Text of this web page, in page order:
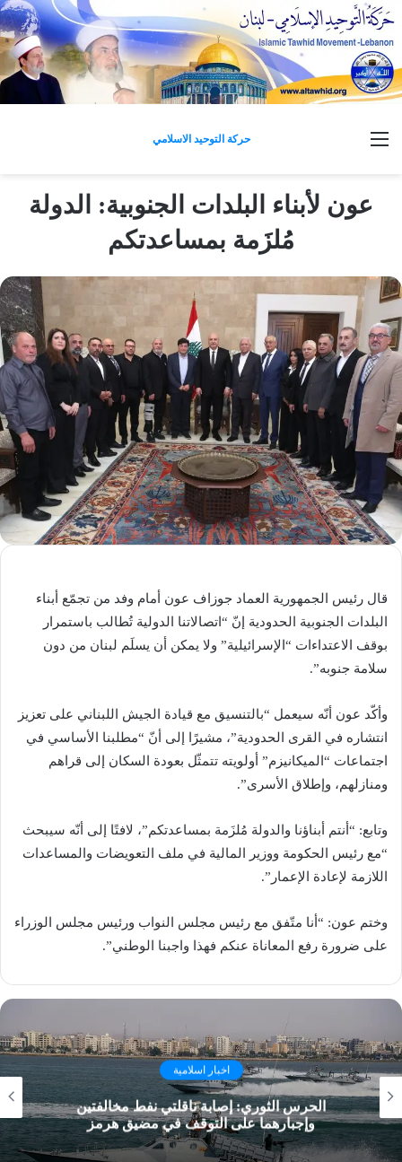
حركة التوحيد الاسلامي القائمة
عون لأبناء البلدات الجنوبية: الدولة
مُلزَمة بمساعدتكم
قال رئيس الجمهورية العماد جوزاف عون أمام وفد من تجمّع أبناء
البلدات الجنوبية الحدودية إنّ “اتصالاتنا الدولية تُطالب باستمرار
بوقف الاعتداءات “الإسرائيلية” ولا يمكن أن يسلَم لبنان من دون
سلامة جنوبه”.
وأكّد عون أنّه سيعمل “بالتنسيق مع قيادة الجيش اللبناني على تعزيز
انتشاره في القرى الحدودية”، مشيرًا إلى أنّ “مطلبنا الأساسي في
اجتماعات “الميكانيزم” أولويته تتمثّل بعودة السكان إلى قراهم
ومنازلهم، وإطلاق الأسرى”.
وتابع: “أنتم أبناؤنا والدولة مُلزَمة بمساعدتكم”، لافتًا إلى أنّه سيبحث
“مع رئيس الحكومة ووزير المالية في ملف التعويضات والمساعدات
اللازمة لإعادة الإعمار”.
وختم عون: “أنا متّفق مع رئيس مجلس النواب ورئيس مجلس الوزراء
على ضرورة رفع المعاناة عنكم فهذا واجبنا الوطني”.
اخبار اسلامية
الحرس الثوري: إصابة ناقلتي نفط مخالفتين
وإجبارهما على التوقف في مضيق هرمز